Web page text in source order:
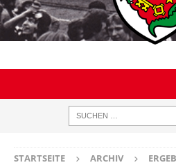
STARTSEITE ARCHIV